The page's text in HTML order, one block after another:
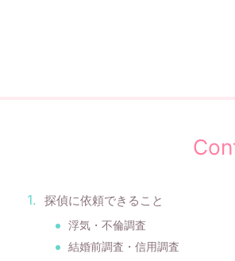
探偵に依頼できること
浮気・不倫調査
結婚前調査・信用調査